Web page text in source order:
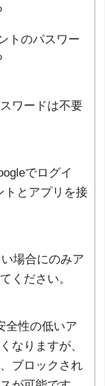
トのパスワー
ワードは不要
でログイ
トとアプリを接
場合にのみア
ください。
全性の低いア
なりますが、
ブロックされ